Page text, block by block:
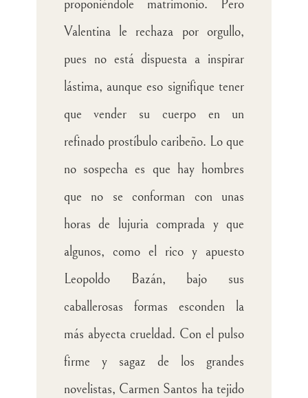
proponiéndole matrimonio. Pero
Valentina le rechaza por orgullo,
pues no está dispuesta a inspirar
lástima, aunque eso signifique tener
que vender su cuerpo en un
refinado prostíbulo caribeño. Lo que
no sospecha es que hay hombres
que no se conforman con unas
horas de lujuria comprada y que
algunos, como el rico y apuesto
Leopoldo Bazán, bajo sus
caballerosas formas esconden la
más abyecta crueldad. Con el pulso
firme y sagaz de los grandes
novelistas, Carmen Santos ha tejido